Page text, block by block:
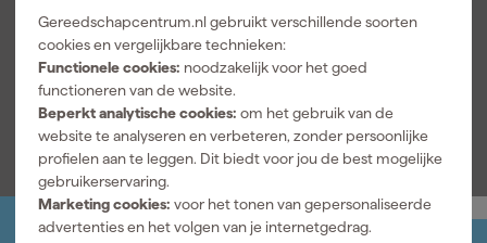
Gereedschapcentrum.nl gebruikt verschillende soorten
cookies en vergelijkbare technieken:
Functionele cookies: noodzakelijk voor het goed
functioneren van de website.
Beperkt analytische cookies: om het gebruik van de
website te analyseren en verbeteren, zonder persoonlijke
profielen aan te leggen. Dit biedt voor jou de best mogelijke
gebruikerservaring.
Marketing cookies: voor het tonen van gepersonaliseerde
advertenties en het volgen van je internetgedrag.
Documenten
Handleiding